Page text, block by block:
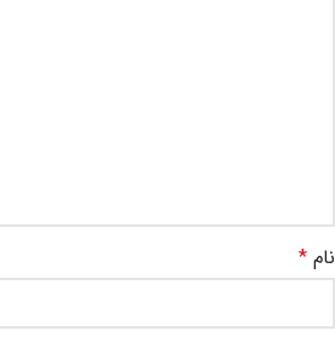
نام *